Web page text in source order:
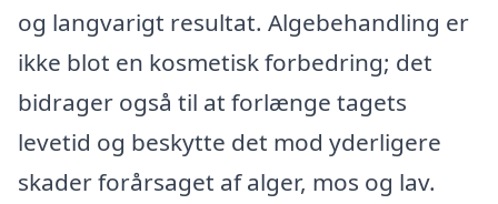
og langvarigt resultat. Algebehandling er
ikke blot en kosmetisk forbedring; det
bidrager også til at forlænge tagets
levetid og beskytte det mod yderligere
skader forårsaget af alger, mos og lav.